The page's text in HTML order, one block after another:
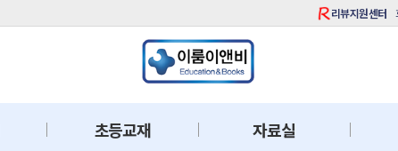
리뷰지원센터
초등교재 자료실